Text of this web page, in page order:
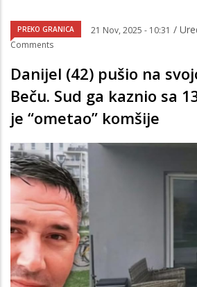
PREKO GRANICA 21 Nov, 2025 - 10:31 /
Comments
Danijel (42) pušio na
Beču. Sud ga kaznio sa
je “ometao” komšije